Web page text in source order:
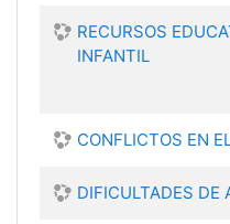
RECURSOS
INFANTIL
CONFLICTOS EN
DIFICULTADES DE